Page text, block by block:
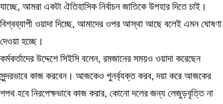
যাচ্ছে, আমরা একটা ঐতিহাসিক নির্বাচন জাতিকে উপহার দিতে চাই।
বিশ্বব্যাপী ওয়াদা দিচ্ছে, আমাদের ওপর আস্থা আছে বলেই এমন ঘোষণা
দেওয়া হচ্ছে।
কর্মকর্তাদের উদ্দেশে সিইসি বলেন, রমজানের সময়ও ওয়াদা করেছেন
সুন্দরভাবে কাজ করবেন। আজকেও পুনর্ব্যক্ত করব, দয়া করে আজকের
শপথ হবে নিরপেক্ষভাবে কাজ করার, কোনো দলের জন্য লেজুড়বৃত্তি না